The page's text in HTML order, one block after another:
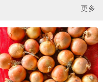
更多